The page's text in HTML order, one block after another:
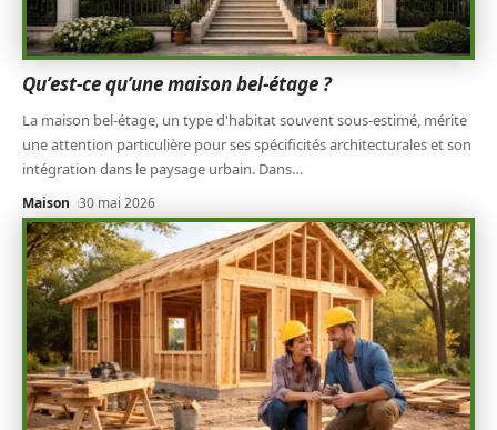
Qu’est-ce qu’une maison bel-étage ?
La maison bel-étage, un type d'habitat souvent sous-estimé, mérite
une attention particulière pour ses spécificités architecturales et son
intégration dans le paysage urbain. Dans…
Maison 30 mai 2026